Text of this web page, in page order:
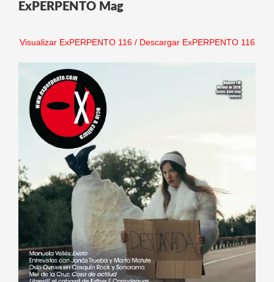
ExPERPENTO Mag
Visualizar ExPERPENTO 116/ Descargar ExPERPENTO 116